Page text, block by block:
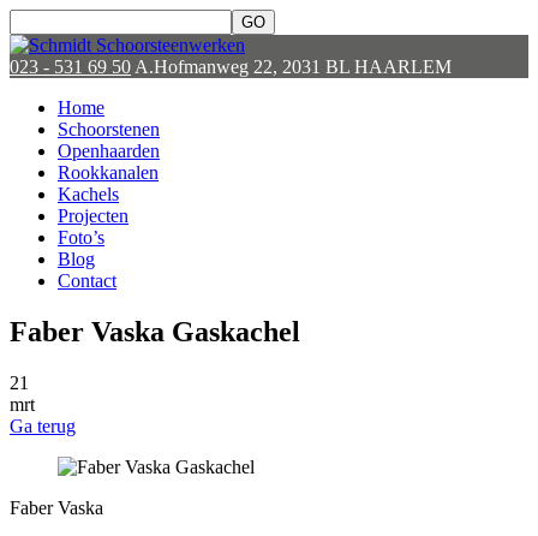
023 - 531 69 50 A.Hofmanweg 22, 2031 BL HAARLEM
Home
Schoorstenen
Openhaarden
Rookkanalen
Kachels
Projecten
Foto’s
Blog
Contact
Faber Vaska Gaskachel
21
mrt
Ga terug
Faber Vaska